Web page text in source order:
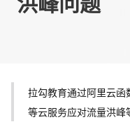
拉勾教育通过阿里云
等云服务应对流量洪峰